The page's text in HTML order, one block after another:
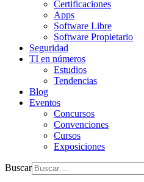
Certificaciones
Apps
Software Libre
Software Propietario
Seguridad
TI en números
Estudios
Tendencias
Blog
Eventos
Concursos
Convenciones
Cursos
Exposiciones
Buscar